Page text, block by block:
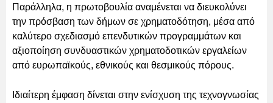
Παράλληλα, η πρωτοβουλία αναμένεται να διευκολύνει
την πρόσβαση των δήμων σε χρηματοδότηση, μέσα από
καλύτερο σχεδιασμό επενδυτικών προγραμμάτων και
αξιοποίηση συνδυαστικών χρηματοδοτικών εργαλείων
από ευρωπαϊκούς, εθνικούς και θεσμικούς πόρους.
Ιδιαίτερη έμφαση δίνεται στην ενίσχυση της τεχνογνωσίας